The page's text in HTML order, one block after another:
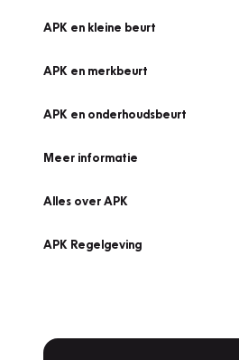
APK en kleine beurt
APK en merkbeurt
APK en onderhoudsbeurt
Meer informatie
Alles over APK
APK Regelgeving